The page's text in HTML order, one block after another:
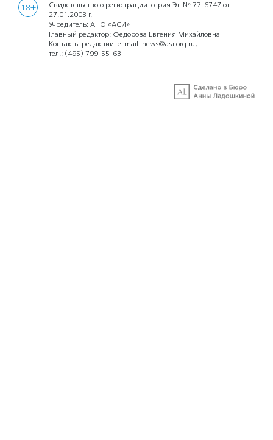
18+
Свидетельство о регистрации: серия Эл № 77-6747 от
27.01.2003 г.
Учредитель: АНО «АСИ»
Главный редактор: Федорова Евгения Михайловна
Контакты редакции: e-mail: news@asi.org.ru,
тел.: (495) 799-55-63